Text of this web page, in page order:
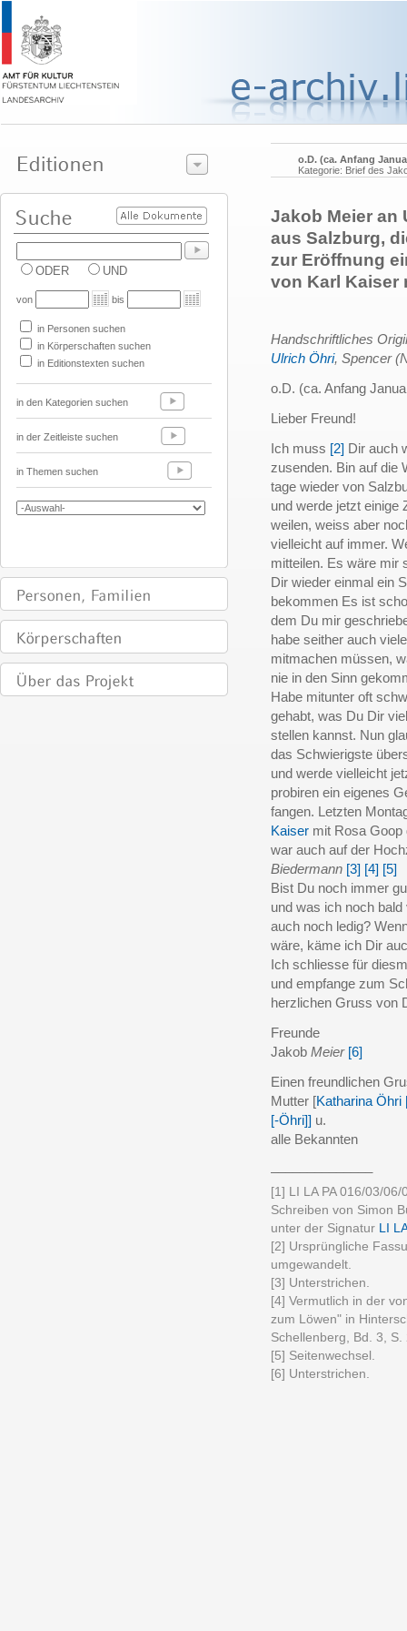
ODER UND
von bis
in Personen suchen
in Körperschaften suchen
in Editionstexten suchen
in den Kategorien suchen
in der Zeitleiste suchen
in Themen suchen
o.D. (ca. Anfang
Kategorie: Brief des
Jakob Meier an
aus Salzburg,
zur Eröffnung
von Karl Kaiser
Handschriftliches
Ulrich Öhri, Spencer
o.D. (ca. Anfang
Lieber Freund!
Ich muss [2] Dir auch
zusenden. Bin auf die
tage wieder von
und werde jetzt einige
weilen, weiss aber
vielleicht auf immer.
mitteilen. Es wäre mir
Dir wieder einmal ein
bekommen Es ist
dem Du mir
habe seither auch
mitmachen müssen,
nie in den Sinn
Habe mitunter oft
gehabt, was Du Dir
stellen kannst. Nun
das Schwierigste
und werde vielleicht
probiren ein eigenes
fangen. Letzten
Kaiser mit Rosa Goop
war auch auf der
Biedermann [3] [4] [5]
Bist Du noch immer
und was ich noch
auch noch ledig?
wäre, käme ich Dir
Ich schliesse für
und empfange zum
herzlichen Gruss von
Freunde
Jakob Meier [6]
Einen freundlichen
Mutter [Katharina Öhri
[-Öhri]] u.
alle Bekannten
[1] LI LA PA 016/03/
Schreiben von Simon
unter der Signatur LI
[2] Ursprüngliche
umgewandelt.
[3] Unterstrichen.
[4] Vermutlich in der
zum Löwen" in
Schellenberg, Bd. 3, S.
[5] Seitenwechsel.
[6] Unterstrichen.